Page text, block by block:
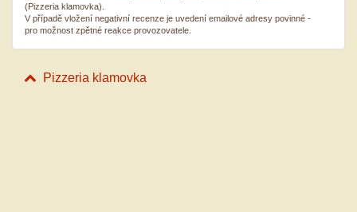
(Pizzeria klamovka).
V případě vložení negativní recenze je uvedení emailové adresy povinné -
pro možnost zpětné reakce provozovatele.
Pizzeria klamovka